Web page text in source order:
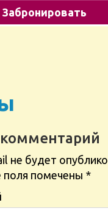
не будет
поля помечены *